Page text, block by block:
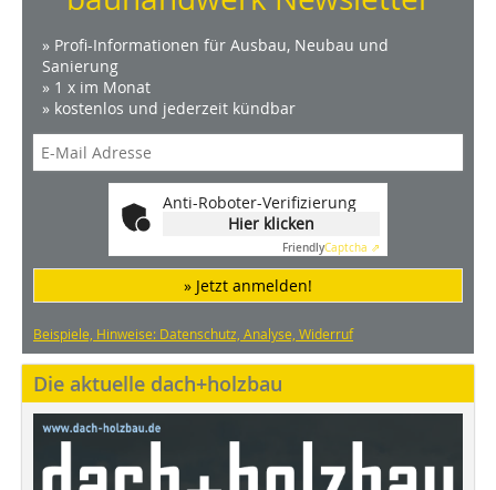
» Profi-Informationen für Ausbau, Neubau und
Sanierung
» 1 x im Monat
» kostenlos und jederzeit kündbar
Anti-Roboter-Verifizierung
Hier klicken
FriendlyCaptcha ⇗
» Jetzt anmelden!
Beispiele, Hinweise: Datenschutz, Analyse, Widerruf
Die aktuelle dach+holzbau